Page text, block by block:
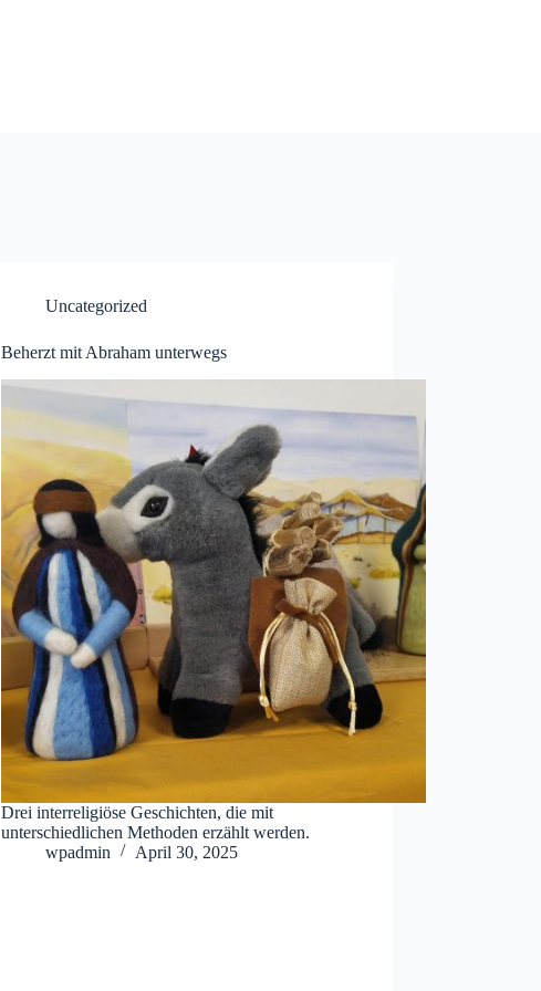
Uncategorized
Beherzt mit Abraham unterwegs
Drei interreligiöse Geschichten, die mit
unterschiedlichen Methoden erzählt werden.
wpadmin
April 30, 2025